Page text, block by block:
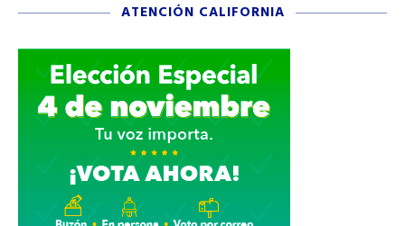
ATENCIÓN CALIFORNIA